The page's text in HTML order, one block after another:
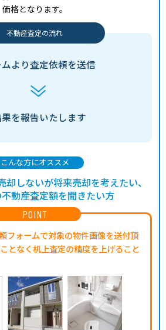
価格となります。
不動産査定の流れ
より査定依頼を送信
を報告いたします
POINT
フォームで対象の物件画像を送付頂
となく机上査定の精度を上げること
こんな方にオススメ
却しないが将来売却を考えたい、
動産査定額を聞きたい方